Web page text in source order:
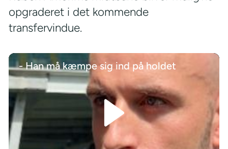
opgraderet i det kommende
transfervindue.
- Han må kæmpe sig ind på holdet